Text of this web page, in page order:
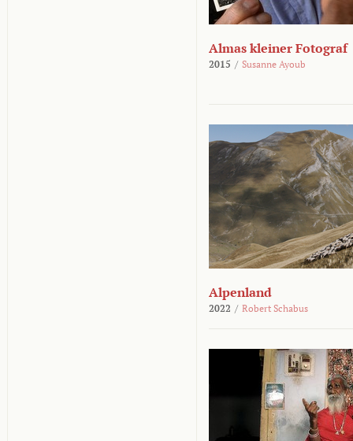
Almas kleiner Fotograf
2015 / Susanne Ayoub
Alpenland
2022 / Robert Schabus